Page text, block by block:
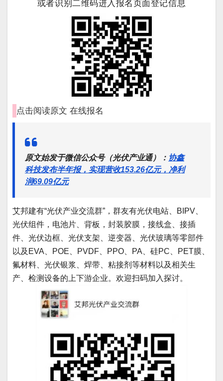
或者识别二维码进入报名页面登记信息
点击阅读原文 在线报名
原文始发于微信公众号（光伏产业通）： 协鑫
科技发布半年报，实现营收153.26亿元，净利
润69.09亿元
艾邦建有“光伏产业交流群”，群友有光伏电站、BIPV、
光伏组件，电池片、背板，封装胶膜，接线盒、接插
件、光伏边框、光伏支架、逆变器、光伏玻璃等零部件
以及EVA、POE、PVDF、PPO、PA、硅PC、PET膜、
氟材料、光伏银浆、焊带、粘接剂等材料以及相关生
产、检测设备的上下游企业。欢迎扫码加入探讨。